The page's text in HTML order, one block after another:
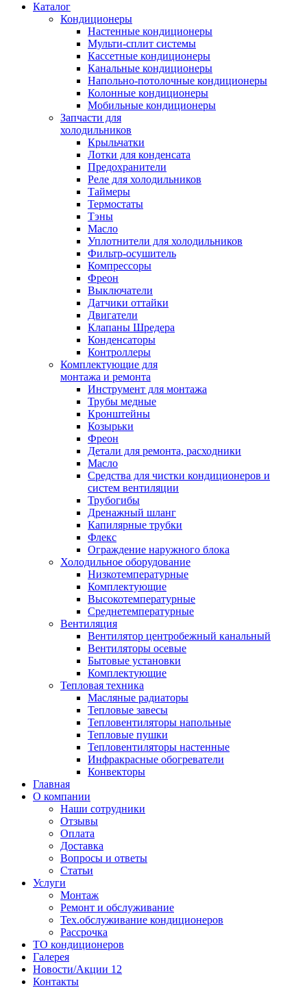
Каталог
Кондиционеры
Настенные кондиционеры
Мульти-сплит системы
Кассетные кондиционеры
Канальные кондиционеры
Напольно-потолочные кондиционеры
Колонные кондиционеры
Мобильные кондиционеры
Запчасти для
холодильников
Крыльчатки
Лотки для конденсата
Предохранители
Реле для холодильников
Таймеры
Термостаты
Тэны
Масло
Уплотнители для холодильников
Фильтр-осушитель
Компрессоры
Фреон
Выключатели
Датчики оттайки
Двигатели
Клапаны Шредера
Конденсаторы
Контроллеры
Комплектующие для
монтажа и ремонта
Инструмент для монтажа
Трубы медные
Кронштейны
Козырьки
Фреон
Детали для ремонта, расходники
Масло
Средства для чистки кондиционеров и
систем вентиляции
Трубогибы
Дренажный шланг
Капилярные трубки
Флекс
Ограждение наружного блока
Холодильное оборудование
Низкотемпературные
Комплектующие
Высокотемпературные
Среднетемпературные
Вентиляция
Вентилятор центробежный канальный
Вентиляторы осевые
Бытовые установки
Комплектующие
Тепловая техника
Масляные радиаторы
Тепловые завесы
Тепловентиляторы напольные
Тепловые пушки
Тепловентиляторы настенные
Инфракрасные обогреватели
Конвекторы
Главная
О компании
Наши сотрудники
Отзывы
Оплата
Доставка
Вопросы и ответы
Статьи
Услуги
Монтаж
Ремонт и обслуживание
Тех.обслуживание кондиционеров
Рассрочка
ТО кондиционеров
Галерея
Новости/Акции 12
Контакты